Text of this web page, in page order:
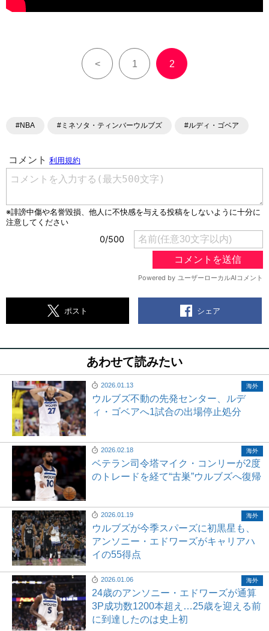
< 1 2
#NBA #ミネソタ・ティンバーウルブズ #ルディ・ゴベア
ポスト シェア
あわせて読みたい
2026.01.13
ウルブズ不動の先発センター、ルデ
ィ・ゴベアへ1試合の出場停止処分
海外
2026.02.18
ベテラン司令塔マイク・コンリーが2度
のトレードを経て“古巣”ウルブズへ復帰
海外
2026.01.19
ウルブズが今季スパーズに初黒星も、
アンソニー・エドワーズがキャリアハ
イの55得点
海外
2026.01.06
24歳のアンソニー・エドワーズが通算
3P成功数1200本超え…25歳を迎える前
に到達したのは史上初
海外